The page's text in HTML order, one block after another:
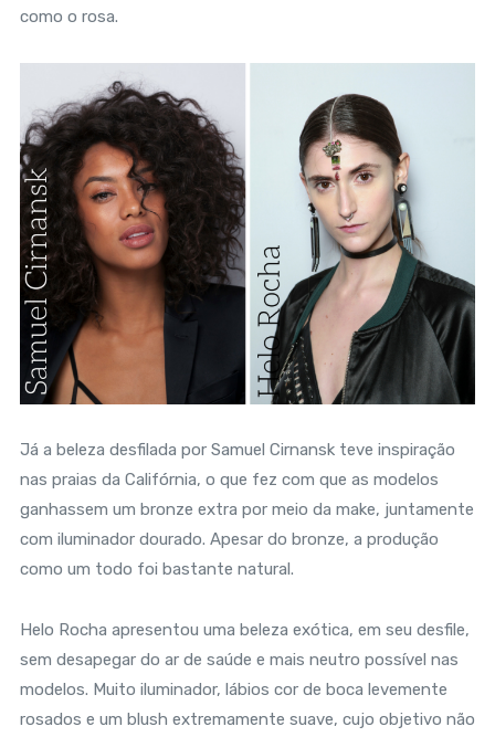
como o rosa.
Já a beleza desfilada por Samuel Cirnansk teve inspiração
nas praias da Califórnia, o que fez com que as modelos
ganhassem um bronze extra por meio da make, juntamente
com iluminador dourado. Apesar do bronze, a produção
como um todo foi bastante natural.
Helo Rocha apresentou uma beleza exótica, em seu desfile,
sem desapegar do ar de saúde e mais neutro possível nas
modelos. Muito iluminador, lábios cor de boca levemente
rosados e um blush extremamente suave, cujo objetivo não